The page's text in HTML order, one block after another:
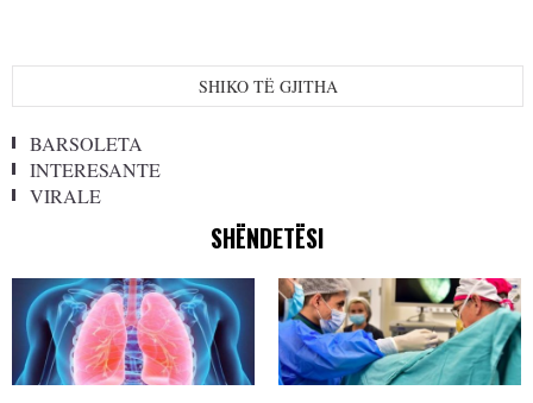
SHIKO TË GJITHA
BARSOLETA
INTERESANTE
VIRALE
SHËNDETËSI